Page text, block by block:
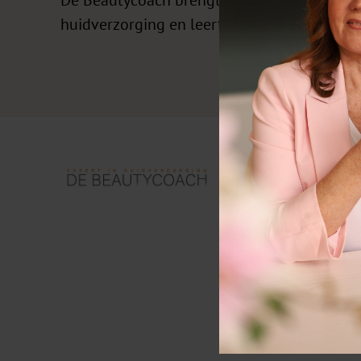
huidverzorging en leert je hoe je er stralend
Levantplein 54
1019 MB Amsterdam
06 – 29 50 10 89
KvK: 34148848